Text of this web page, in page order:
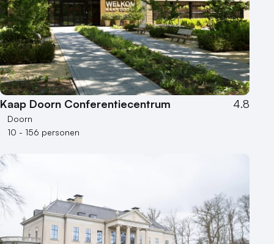
Kaap Doorn Conferentiecentrum 4.8
Doorn
10 - 156 personen